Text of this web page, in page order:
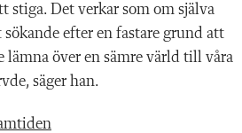
Det verkar som om själva
efter en fastare grund att
lämna över en sämre värld till våra
säger han.